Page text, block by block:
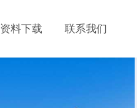
资料下载 联系我们